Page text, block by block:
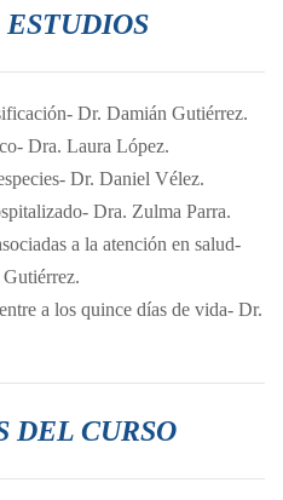
Dr. Damián Gutiérrez.
Dra. Laura López.
Dr. Daniel Vélez.
Dra. Zulma Parra.
a la atención en salud-
a los quince días de vida- Dr.
DEL CURSO